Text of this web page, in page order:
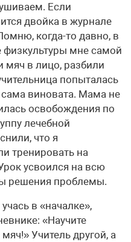
Если
двойка в журнале
когда-то давно, в
физкультуры мне самой
мяч в лицо, разбили
попыталась
виновата. Мама не
освобождения по
лечебной
что я
тренировать на
усвоился на всю
решения проблемы.
в «началке»,
«Научите
Учитель другой, а